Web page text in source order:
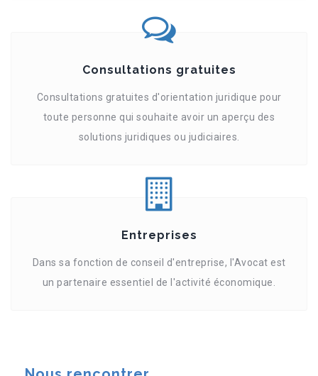
Consultations gratuites
Consultations gratuites d'orientation juridique pour
toute personne qui souhaite avoir un aperçu des
solutions juridiques ou judiciaires.
Entreprises
Dans sa fonction de conseil d'entreprise, l'Avocat est
un partenaire essentiel de l'activité économique.